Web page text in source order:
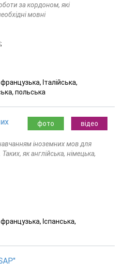
за кордоном, які
мовні
Італійська,
польська
відео
фото
іноземних мов для
як англійська, німецька,
Іспанська,